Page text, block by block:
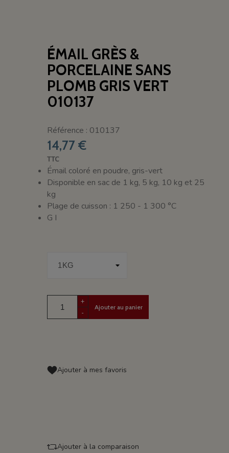
ÉMAIL GRÈS &
PORCELAINE SANS
PLOMB GRIS VERT
010137
Référence : 010137
14,77 €
TTC
Émail coloré en poudre, gris-vert
Disponible en sac de 1 kg, 5 kg, 10 kg et 25
kg
Plage de cuisson : 1 250 - 1 300 °C
G I
+
-
Ajouter au panier
Ajouter à mes favoris
Ajouter à la comparaison